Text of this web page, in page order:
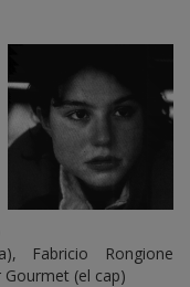
Fabricio Rongione
Gourmet (el cap)